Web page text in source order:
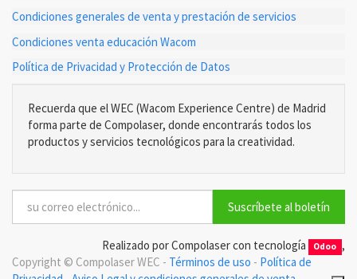
Condiciones generales de venta y prestación de servicios
Condiciones venta educación Wacom
Política de Privacidad y Protección de Datos
Recuerda que el WEC (Wacom Experience Centre) de Madrid
forma parte de Compolaser, donde encontrarás todos los
productos y servicios tecnológicos para la creatividad.
Suscríbete al boletín
Realizado por Compolaser con tecnología Odoo ,
Copyright © Compolaser WEC - Términos de uso - Política de